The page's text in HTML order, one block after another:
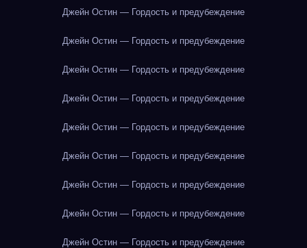
Джейн Остин — Гордость и предубеждение
Джейн Остин — Гордость и предубеждение
Джейн Остин — Гордость и предубеждение
Джейн Остин — Гордость и предубеждение
Джейн Остин — Гордость и предубеждение
Джейн Остин — Гордость и предубеждение
Джейн Остин — Гордость и предубеждение
Джейн Остин — Гордость и предубеждение
Джейн Остин — Гордость и предубеждение